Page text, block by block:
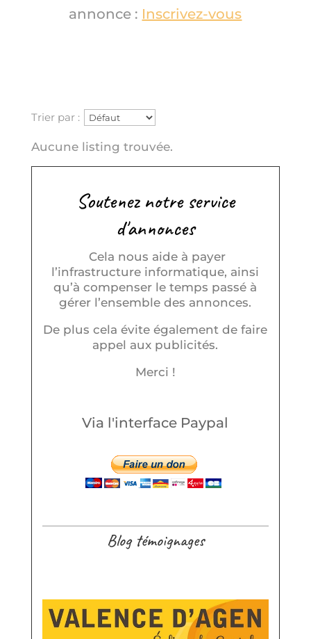
annonce : Inscrivez-vous
Trier par :
Aucune listing trouvée.
Soutenez notre service
d'annonces
Cela nous aide à payer
l’infrastructure informatique, ainsi
qu’à compenser le temps passé à
gérer l’ensemble des annonces.
De plus cela évite également de faire
appel aux publicités.
Merci !
Via l'interface Paypal
Blog témoignages